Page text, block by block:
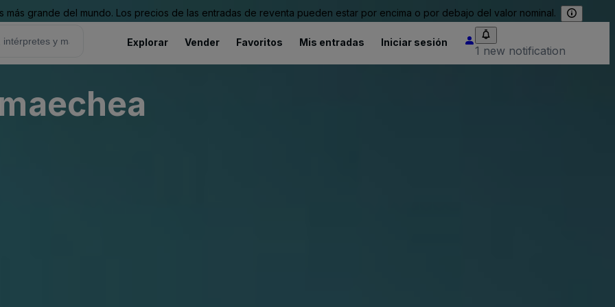
grande del mundo. Los precios de las entradas de reventa pueden estar por encima o por debajo del valor nominal.
Explorar Vender Favoritos Mis entradas Iniciar sesión
1 new notification